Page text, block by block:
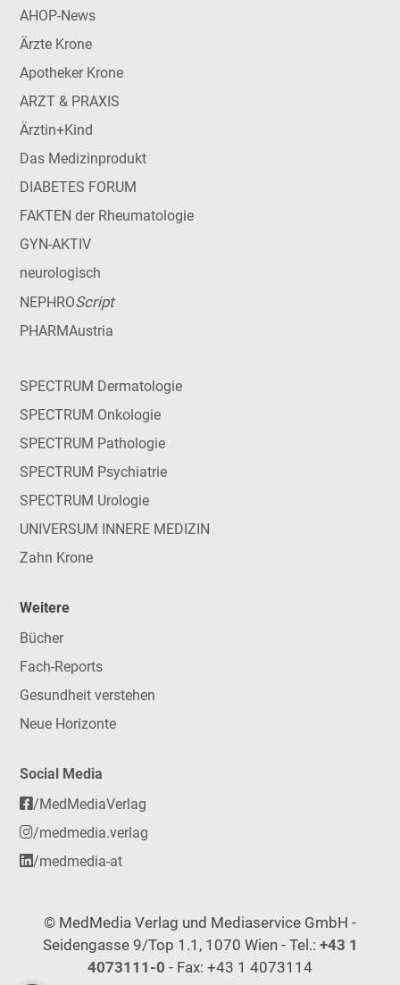
AHOP-News
Ärzte Krone
Apotheker Krone
ARZT & PRAXIS
Ärztin+Kind
Das Medizinprodukt
DIABETES FORUM
FAKTEN der Rheumatologie
GYN-AKTIV
neurologisch
NEPHROScript
PHARMAustria
SPECTRUM Dermatologie
SPECTRUM Onkologie
SPECTRUM Pathologie
SPECTRUM Psychiatrie
SPECTRUM Urologie
UNIVERSUM INNERE MEDIZIN
Zahn Krone
Weitere
Bücher
Fach-Reports
Gesundheit verstehen
Neue Horizonte
Social Media
/MedMediaVerlag
/medmedia.verlag
/medmedia-at
© MedMedia Verlag und Mediaservice GmbH -
Seidengasse 9/Top 1.1, 1070 Wien - Tel.: +43 1
4073111-0 - Fax: +43 1 4073114